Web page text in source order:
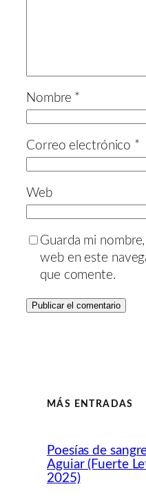
Nombre *
Correo electrónico *
Web
Guarda mi
web en este
que comente.
MÁS ENTRADAS
Poesías de
Aguiar (Fuerte
2025)